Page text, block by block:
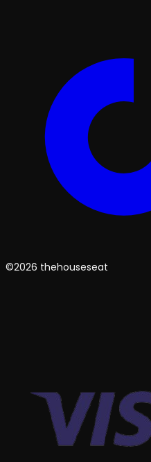
©2026 thehouseseat